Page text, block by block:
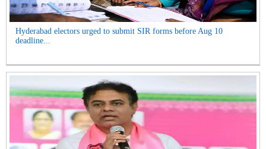
Hyderabad electors urged to submit SIR forms before Aug 10
deadline...